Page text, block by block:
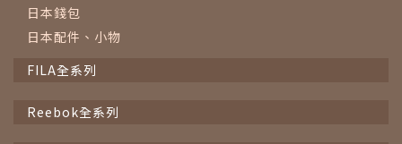
日本錢包
日本配件、小物
FILA全系列
Reebok全系列